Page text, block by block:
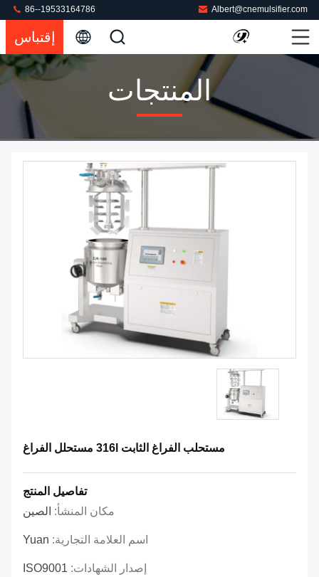
Albert@cnemulsifier.com
86--19533164786
إقتباس
المنتجات
مستحلب الفراغ الثابت 316l مستحلل الفراغ
تفاصيل المنتج
مكان المنشأ: الصين
اسم العلامة التجارية: Yuan
إصدار الشهادات: ISO9001